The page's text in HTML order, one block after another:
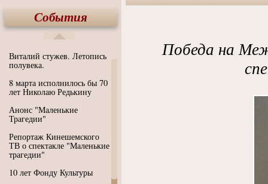
События
Виталий стужев. Летопись
полувека.
8 марта исполнилось бы 70
лет Николаю Редькину
Анонс "Маленькие
Трагедии"
Репортаж Кинешемского
ТВ о спектакле "Маленькие
трагедии"
10 лет Фонду Культуры
Победа на